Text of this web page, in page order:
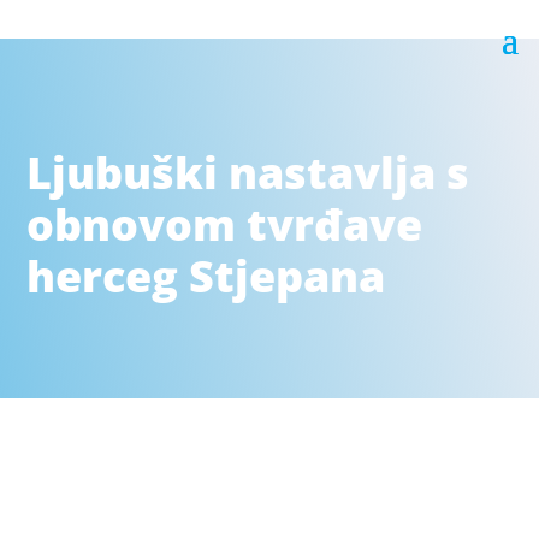
Ljubuški nastavlja s
obnovom tvrđave
herceg Stjepana